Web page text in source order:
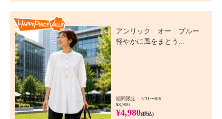
アンリック オー ブルー
軽やかに風をまとう...
期間限定：7/31〜8/6
¥8,900
¥4,980(税込)